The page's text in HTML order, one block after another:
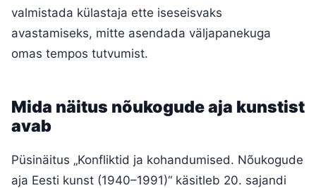
valmistada külastaja ette iseseisvaks
avastamiseks, mitte asendada väljapanekuga
omas tempos tutvumist.
Mida näitus nõukogude aja kunstist
avab
Püsinäitus „Konfliktid ja kohandumised. Nõukogude
aja Eesti kunst (1940–1991)“ käsitleb 20. sajandi